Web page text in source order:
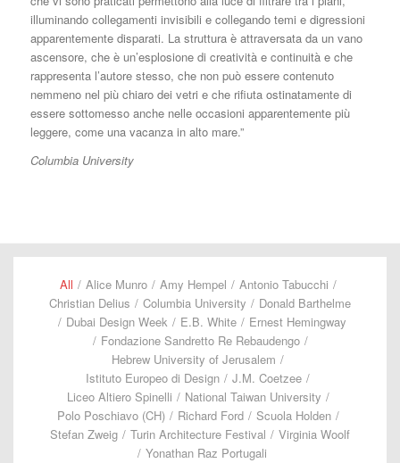
illuminando collegamenti invisibili e collegando temi e digressioni
apparentemente disparati. La struttura è attraversata da un vano
ascensore, che è un’esplosione di creatività e continuità e che
rappresenta l’autore stesso, che non può essere contenuto
nemmeno nel più chiaro dei vetri e che rifiuta ostinatamente di
essere sottomesso anche nelle occasioni apparentemente più
leggere, come una vacanza in alto mare.”
Columbia University
All / Alice Munro / Amy Hempel / Antonio Tabucchi /
Christian Delius / Columbia University / Donald Barthelme
/ Dubai Design Week / E.B. White / Ernest Hemingway
/ Fondazione Sandretto Re Rebaudengo /
Hebrew University of Jerusalem /
Istituto Europeo di Design / J.M. Coetzee /
Liceo Altiero Spinelli / National Taiwan University /
Polo Poschiavo (CH) / Richard Ford / Scuola Holden /
Stefan Zweig / Turin Architecture Festival / Virginia Woolf
/ Yonathan Raz Portugali